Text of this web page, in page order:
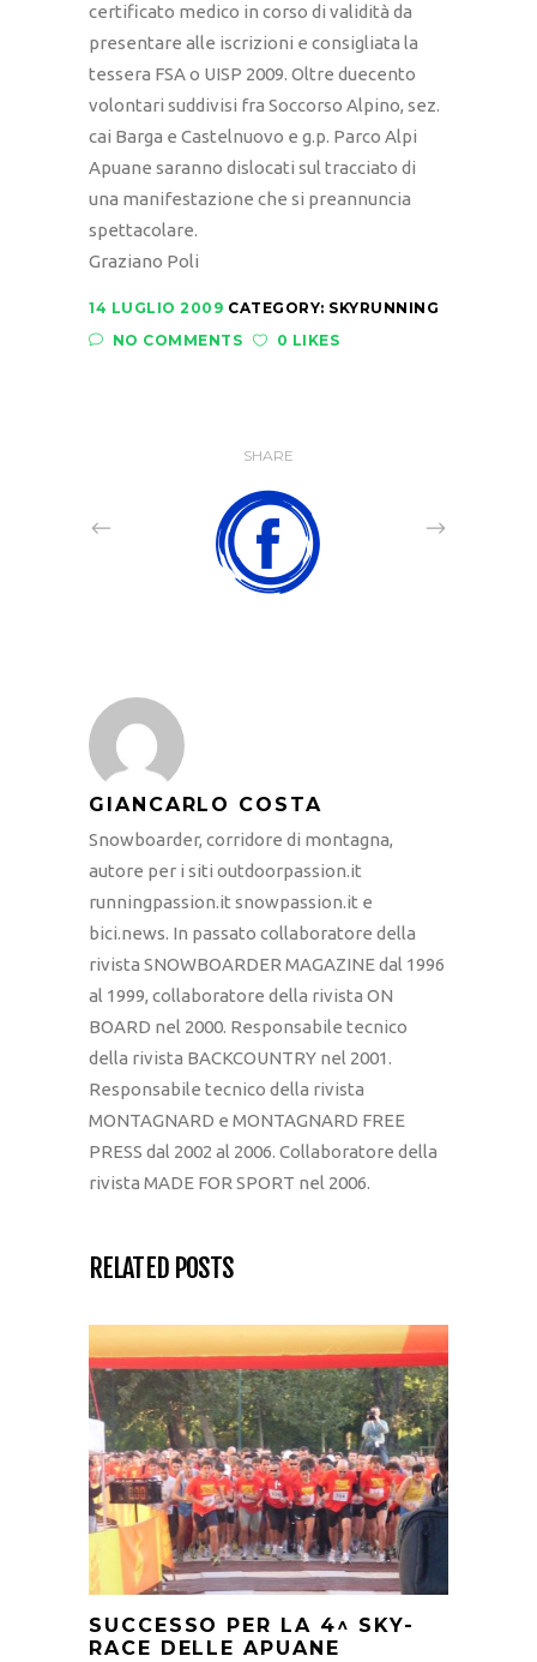
certificato medico in corso di validità da
presentare alle iscrizioni e consigliata la
tessera FSA o UISP 2009. Oltre duecento
volontari suddivisi fra Soccorso Alpino, sez.
cai Barga e Castelnuovo e g.p. Parco Alpi
Apuane saranno dislocati sul tracciato di
una manifestazione che si preannuncia
spettacolare.
Graziano Poli
14 LUGLIO 2009 CATEGORY: SKYRUNNING
NO COMMENTS
0 LIKES
SHARE
GIANCARLO COSTA
Snowboarder, corridore di montagna,
autore per i siti outdoorpassion.it
runningpassion.it snowpassion.it e
bici.news. In passato collaboratore della
rivista SNOWBOARDER MAGAZINE dal 1996
al 1999, collaboratore della rivista ON
BOARD nel 2000. Responsabile tecnico
della rivista BACKCOUNTRY nel 2001.
Responsabile tecnico della rivista
MONTAGNARD e MONTAGNARD FREE
PRESS dal 2002 al 2006. Collaboratore della
rivista MADE FOR SPORT nel 2006.
RELATED POSTS
SUCCESSO PER LA 4^ SKY-
RACE DELLE APUANE